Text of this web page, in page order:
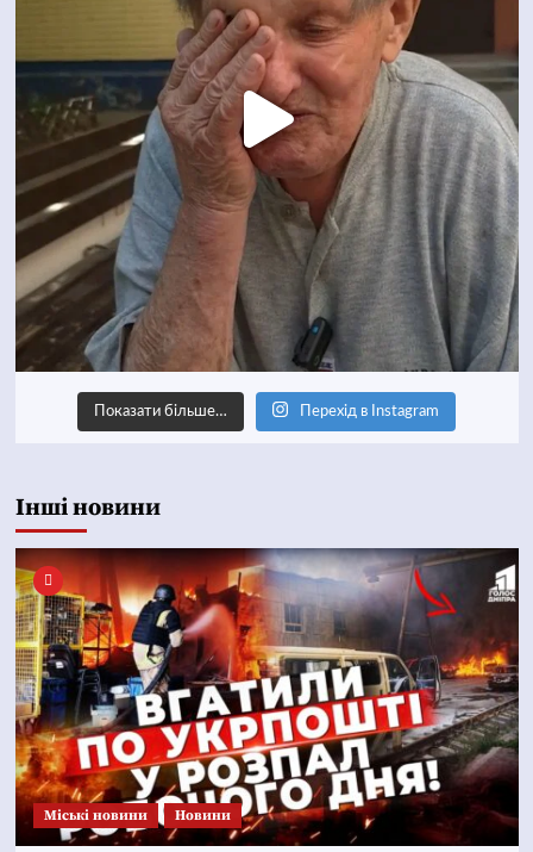
Показати більше… Перехід в Instagram
Інші новини
Mіські новини Новини